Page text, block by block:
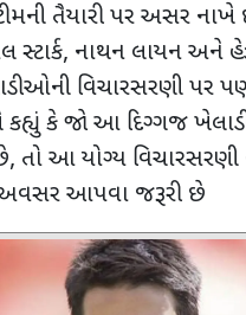
ટીમની તૈયારી પર અસર
સ્ટાર્ક, નાથન લાયન અને
વિચારસરણી પર
કહ્યું કે જો આ દિગ્ગજ
, તો આ યોગ્ય વિચારસરણી
આપવા જરૂરી છે